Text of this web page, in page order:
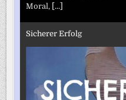
Moral, [...]
Sicherer Erfolg